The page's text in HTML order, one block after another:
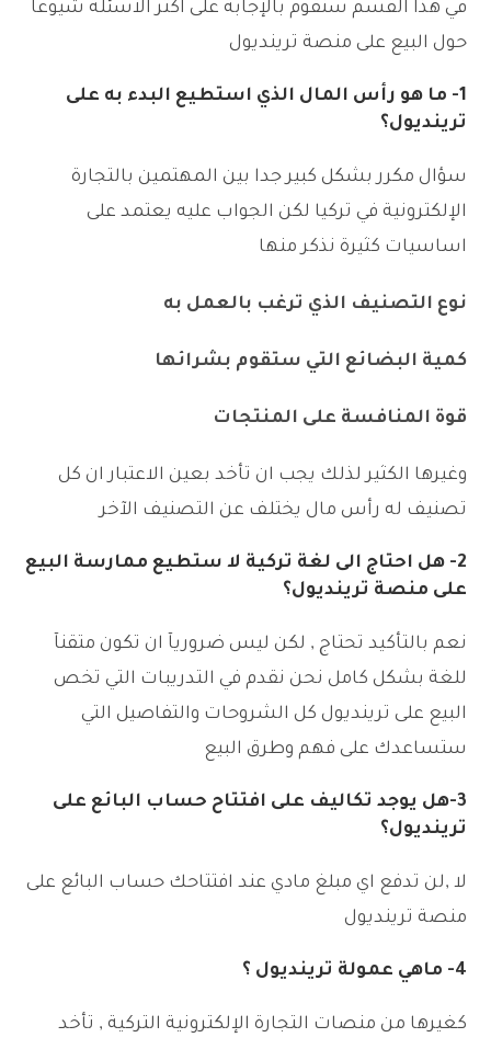
في هذا القسم سنقوم بالإجابة على اكثر الاسئلة شيوعآ
حول البيع على منصة ترينديول
1- ما هو رأس المال الذي استطيع البدء به على
ترينديول؟
سؤال مكرر بشكل كبير جدا بين المهتمين بالتجارة
الإلكترونية في تركيا لكن الجواب عليه يعتمد على
اساسيات كثيرة نذكر منها
نوع التصنيف الذي ترغب بالعمل به
كمية البضائع التي ستقوم بشرائها
قوة المنافسة على المنتجات
وغيرها الكثير لذلك يجب ان تأخد بعين الاعتبار ان كل
تصنيف له رأس مال يختلف عن التصنيف الآخر
2- هل احتاج الى لغة تركية لا ستطيع ممارسة البيع
على منصة ترينديول؟
نعم بالتأكيد تحتاج , لكن ليس ضروريآ ان تكون متقنآ
للغة بشكل كامل نحن نقدم في التدريبات التي تخص
البيع على ترينديول كل الشروحات والتفاصيل التي
ستساعدك على فهم وطرق البيع
3-هل يوجد تكاليف على افتتاح حساب البائع على
ترينديول؟
لا ,لن تدفع اي مبلغ مادي عند افتتاحك حساب البائع على
منصة ترينديول
4- ماهي عمولة ترينديول ؟
كغيرها من منصات التجارة الإلكترونية التركية , تأخد